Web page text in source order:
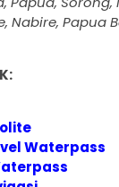
Nabire, Papua
Waterpass